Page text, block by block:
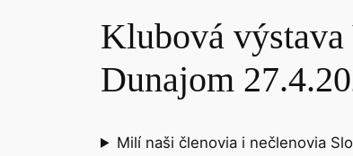
Klubová výstava
Dunajom
Milí naši členovia i nečlenovia